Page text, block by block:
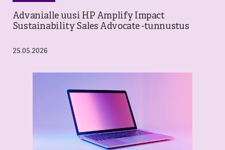
Advanialle uusi HP Amplify Impact
Sustainability Sales Advocate -tunnustus
25.05.2026